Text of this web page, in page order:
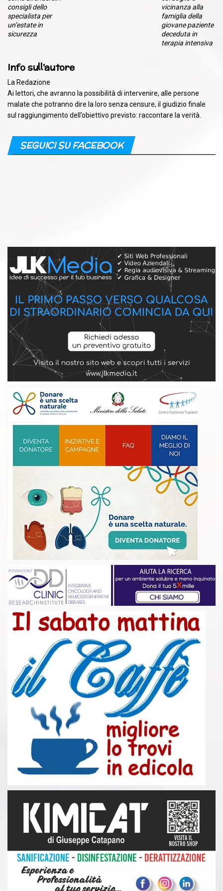
consigli dello
specialista per
un’estate in
sicurezza
vicinanza alla
famiglia della
giovane paziente
deceduta in
terapia intensiva
Info sull'autore
La Redazione
Ai lettori, che avranno la possibilità di intervenire, alle persone
malate che potranno dire la loro senza censure, il giudizio finale
sul raggiungimento dell’obiettivo previsto: raccontare la verità.
SEGUICI SU FACEBOOK